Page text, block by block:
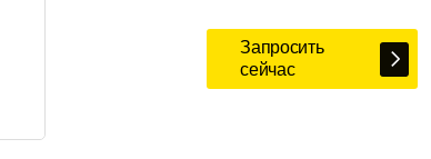
Запросить
сейчас